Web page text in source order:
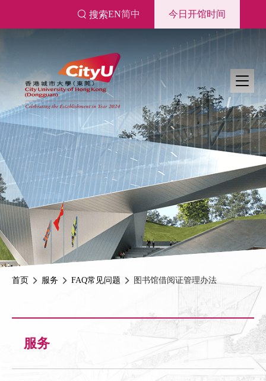
搜索EN简中 今日开馆时间
首页 服务 FAQ常见问题 图书馆借阅证管理办法
服务